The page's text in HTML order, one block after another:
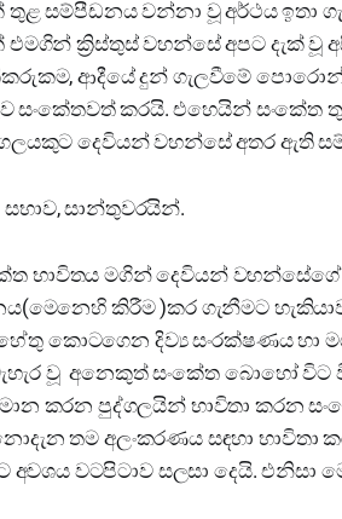
සම්පීඩනය වන්නා වූ අර්ථය ඉතා
ක්‍රිස්තුස් වහන්සේ අපට දැක් වූ
ආදීයේ දුන් ගැලවීමේ
සංකේතවත් කරයි. එහෙයින් සංකේත
දෙවියන් වහන්සේ අතර ඇති
සභාව, සාන්තුවරයින්.
භාවිතය මගින් දෙවියන් වහන්සේගේ
කිරීම )කර ගැනීමට
කොටගෙන දිව්‍ය සංරක්ෂණය හා
වූ අනෙකුත් සංකේත බොහෝ
කරන පුද්ගලයින් භාවිතා කරන
තම අලංකරණය සඳහා
අවශය වටපිටාව සලසා දෙයි. එනිසා